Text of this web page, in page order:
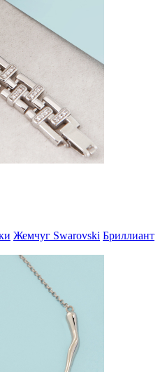
Жемчуг Swarovski Бриллиант